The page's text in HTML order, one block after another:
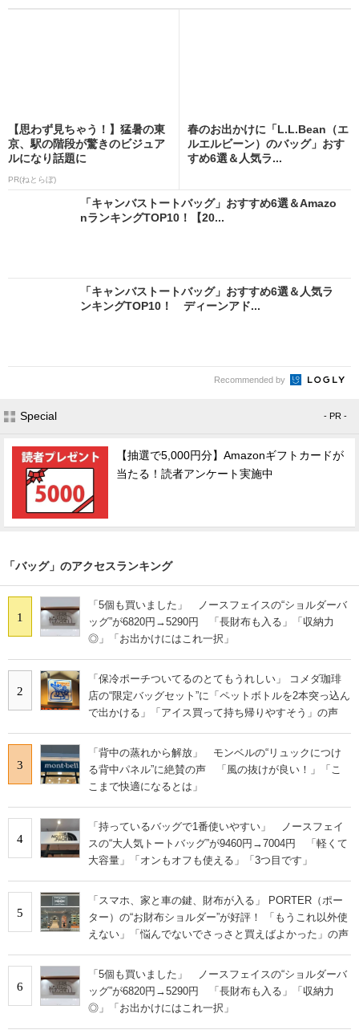
【思わず見ちゃう！】猛暑の東
京、駅の階段が驚きのビジュア
ルになり話題に
PR(ねとらぼ)
春のお出かけに「L.L.Bean（エ
ルエルビーン）のバッグ」おす
すめ6選＆人気ラ...
「キャンバストートバッグ」おすすめ6選＆Amazo
nランキングTOP10！【20...
「キャンバストートバッグ」おすすめ6選＆人気ラ
ンキングTOP10！ ディーンアド...
Recommended by
Special - PR -
【抽選で5,000円分】Amazonギフトカードが
当たる！読者アンケート実施中
「バッグ」のアクセスランキング
1
「5個も買いました」 ノースフェイスの“ショルダーバ
ッグ”が6820円→5290円 「長財布も入る」「収納力
◎」「お出かけにはこれ一択」
2
「保冷ポーチついてるのとてもうれしい」 コメダ珈琲
店の“限定バッグセット”に「ペットボトルを2本突っ込ん
で出かける」「アイス買って持ち帰りやすそう」の声
3
「背中の蒸れから解放」 モンベルの“リュックにつけ
る背中パネル”に絶賛の声 「風の抜けが良い！」「こ
こまで快適になるとは」
4
「持っているバッグで1番使いやすい」 ノースフェイ
スの“大人気トートバッグ”が9460円→7004円 「軽くて
大容量」「オンもオフも使える」「3つ目です」
5
「スマホ、家と車の鍵、財布が入る」 PORTER（ポー
ター）の“お財布ショルダー”が好評！ 「もうこれ以外使
えない」「悩んでないでさっさと買えばよかった」の声
6
「5個も買いました」 ノースフェイスの“ショルダーバ
ッグ”が6820円→5290円 「長財布も入る」「収納力
◎」「お出かけにはこれ一択」